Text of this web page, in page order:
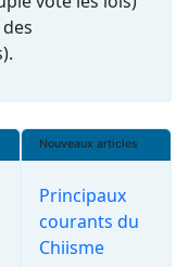
Nouveaux articles
Principaux
courants du
Chiisme